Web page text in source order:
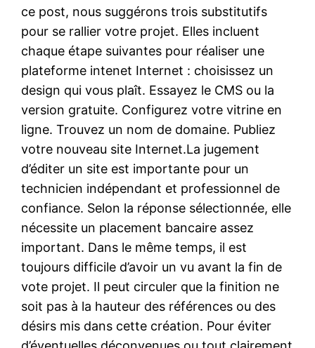
ce post, nous suggérons trois substitutifs
pour se rallier votre projet. Elles incluent
chaque étape suivantes pour réaliser une
plateforme intenet Internet : choisissez un
design qui vous plaît. Essayez le CMS ou la
version gratuite. Configurez votre vitrine en
ligne. Trouvez un nom de domaine. Publiez
votre nouveau site Internet.La jugement
d’éditer un site est importante pour un
technicien indépendant et professionnel de
confiance. Selon la réponse sélectionnée, elle
nécessite un placement bancaire assez
important. Dans le même temps, il est
toujours difficile d’avoir un vu avant la fin de
vote projet. Il peut circuler que la finition ne
soit pas à la hauteur des références ou des
désirs mis dans cette création. Pour éviter